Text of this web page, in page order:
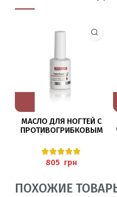
МАСЛО ДЛЯ НОГТЕЙ С
ПРОТИВОГРИБКОВЫМ
(NAGELPFLEGEÖL)
PEDIBAEHR
грн
ПОХОЖИЕ